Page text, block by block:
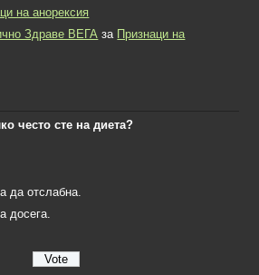
на анорексия
Здраве ВЕГА за Признаци на
често сте на диета?
да отслабна.
досега.